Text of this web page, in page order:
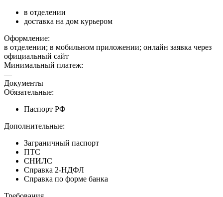
в отделении
доставка на дом курьером
Оформление:
в отделении; в мобильном приложении; онлайн заявка через
официальный сайт
Минимальный платеж:
—
Документы
Обязательные:
Паспорт РФ
Дополнительные:
Заграничный паспорт
ПТС
СНИЛС
Справка 2-НДФЛ
Справка по форме банка